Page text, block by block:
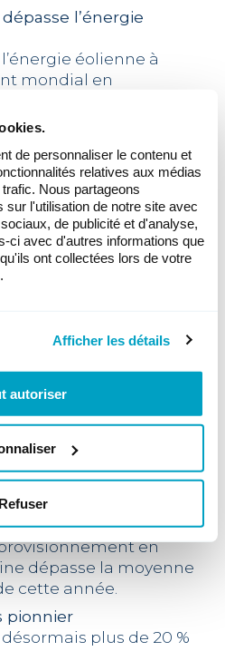
de personnaliser le contenu et
relatives aux médias
Nous partageons
sur l'utilisation de notre site avec
de publicité et d'analyse,
ci avec d'autres informations que
ont collectées lors de votre
Afficher les détails
autoriser
Refuser
l’énergie
éolienne à
mondial en
les éoliennes ont
de la demande
dépassé l’énergie
rapprochées des
Cette étape
le développement
montre
égale ou
mondiale dans
dernière, la Chine
et se situait ainsi très
mondiale. La WWEA
part de l’énergie
en
dépasse la moyenne
cette année.
pionnier
plus de 20 %